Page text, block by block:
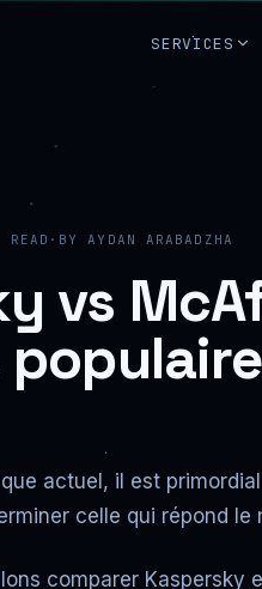
SERVICES
READ · BYAYDAN ARABADZHA
vs
actuel, il est
celle qui répond le
comparer Kaspersky